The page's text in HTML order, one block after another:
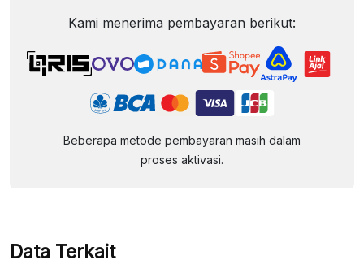
Kami menerima pembayaran berikut:
Beberapa metode pembayaran masih dalam
proses aktivasi.
Data Terkait